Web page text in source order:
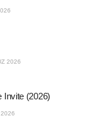
2026
Invite (2026)